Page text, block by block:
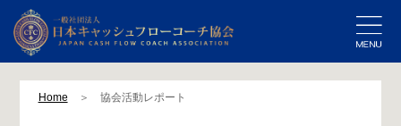
Home ＞ 協会活動レポート